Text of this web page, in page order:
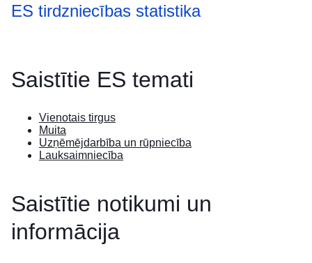
ES tirdzniecības statistika
Saistītie ES temati
Vienotais tirgus
Muita
Uzņēmējdarbība un rūpniecība
Lauksaimniecība
Saistītie notikumi un
informācija